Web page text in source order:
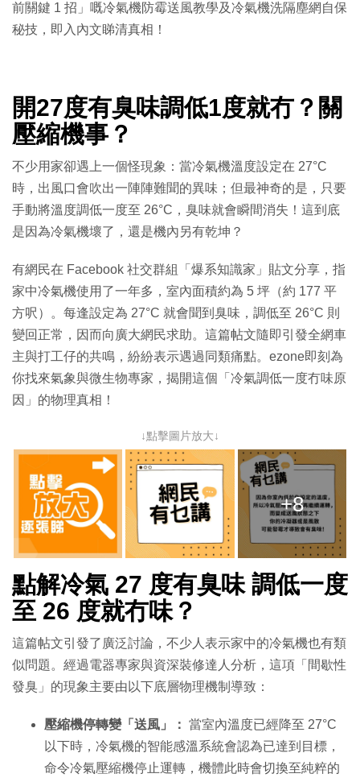
前關鍵 1 招」嘅冷氣機防霉送風教學及冷氣機洗隔塵網自保
秘技，即入內文睇清真相！
開27度有臭味調低1度就冇？關
壓縮機事？
不少用家卻遇上一個怪現象：當冷氣機溫度設定在 27°C
時，出風口會吹出一陣陣難聞的異味；但最神奇的是，只要
手動將溫度調低一度至 26°C，臭味就會瞬間消失！這到底
是因為冷氣機壞了，還是機內另有乾坤？
有網民在 Facebook 社交群組「爆系知識家」貼文分享，指
家中冷氣機使用了一年多，室內面積約為 5 坪（約 177 平
方呎）。每逢設定為 27°C 就會聞到臭味，調低至 26°C 則
變回正常，因而向廣大網民求助。這篇帖文隨即引發全網車
主與打工仔的共鳴，紛紛表示遇過同類痛點。ezone即刻為
你找來氣象與微生物專家，揭開這個「冷氣調低一度冇味原
因」的物理真相！
↓點擊圖片放大↓
+8
點解冷氣 27 度有臭味 調低一度
至 26 度就冇味？
這篇帖文引發了廣泛討論，不少人表示家中的冷氣機也有類
似問題。經過電器專家與資深裝修達人分析，這項「間歇性
發臭」的現象主要由以下底層物理機制導致：
壓縮機停轉變「送風」： 當室內溫度已經降至 27°C
以下時，冷氣機的智能感溫系統會認為已達到目標，
命令冷氣壓縮機停止運轉，機體此時會切換至純粹的